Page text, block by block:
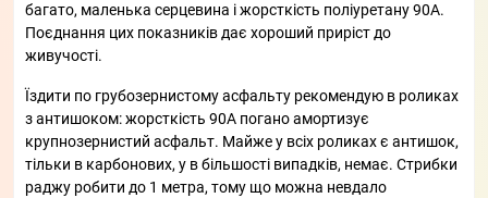
багато, маленька серцевина і жорсткість поліуретану 90А.
Поєднання цих показників дає хороший приріст до
живучості.
Їздити по грубозернистому асфальту рекомендую в роликах
з антишоком: жорсткість 90А погано амортизує
крупнозернистий асфальт. Майже у всіх роликах є антишок,
тільки в карбонових, у в більшості випадків, немає. Стрибки
раджу робити до 1 метра, тому що можна невдало